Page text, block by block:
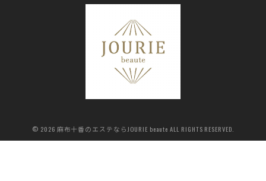
© 2026 麻布十番のエステならJOURIE beaute ALL RIGHTS RESERVED.